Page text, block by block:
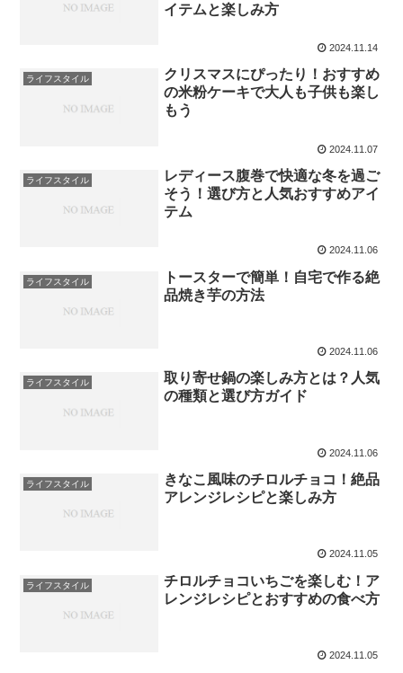
イテムと楽しみ方
2024.11.14
ライフスタイル
クリスマスにぴったり！おすすめ
の米粉ケーキで大人も子供も楽し
もう
2024.11.07
ライフスタイル
レディース腹巻で快適な冬を過ご
そう！選び方と人気おすすめアイ
テム
2024.11.06
ライフスタイル
トースターで簡単！自宅で作る絶
品焼き芋の方法
2024.11.06
ライフスタイル
取り寄せ鍋の楽しみ方とは？人気
の種類と選び方ガイド
2024.11.06
ライフスタイル
きなこ風味のチロルチョコ！絶品
アレンジレシピと楽しみ方
2024.11.05
ライフスタイル
チロルチョコいちごを楽しむ！ア
レンジレシピとおすすめの食べ方
2024.11.05